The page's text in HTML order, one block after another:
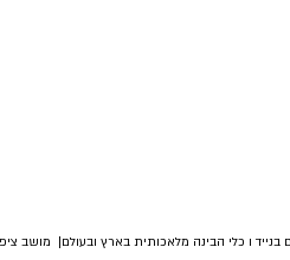
ו כלי הבינה מלאכותית בארץ ובעולם| מושב